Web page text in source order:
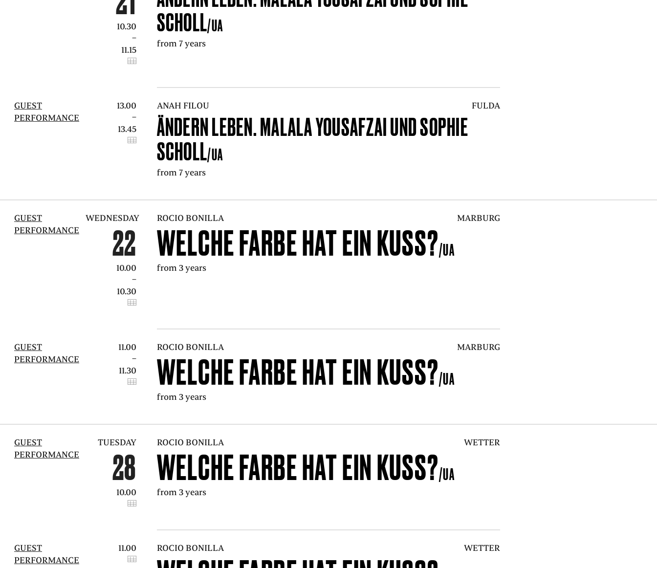
10.30
–
11.15
SCHOLL/UA
from 7 years
GUEST
PERFORMANCE
13.00
–
13.45
FULDA
ANAH FILOU
ÄNDERN LEBEN. MALALA YOUSAFZAI UND SOPHIE
SCHOLL/UA
from 7 years
GUEST
PERFORMANCE
WEDNESDAY
22
10.00
–
10.30
MARBURG
ROCIO BONILLA
WELCHE FARBE HAT EIN KUSS?/UA
from 3 years
GUEST
PERFORMANCE
11.00
–
11.30
MARBURG
ROCIO BONILLA
WELCHE FARBE HAT EIN KUSS?/UA
from 3 years
GUEST
PERFORMANCE
TUESDAY
28
10.00
WETTER
ROCIO BONILLA
WELCHE FARBE HAT EIN KUSS?/UA
from 3 years
GUEST
PERFORMANCE
11.00 WETTER
ROCIO BONILLA